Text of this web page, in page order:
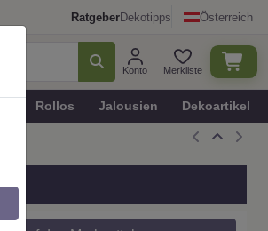
RatgeberDekotipps Österreich
Konto Merkliste
Rollos Jalousien Dekoartikel